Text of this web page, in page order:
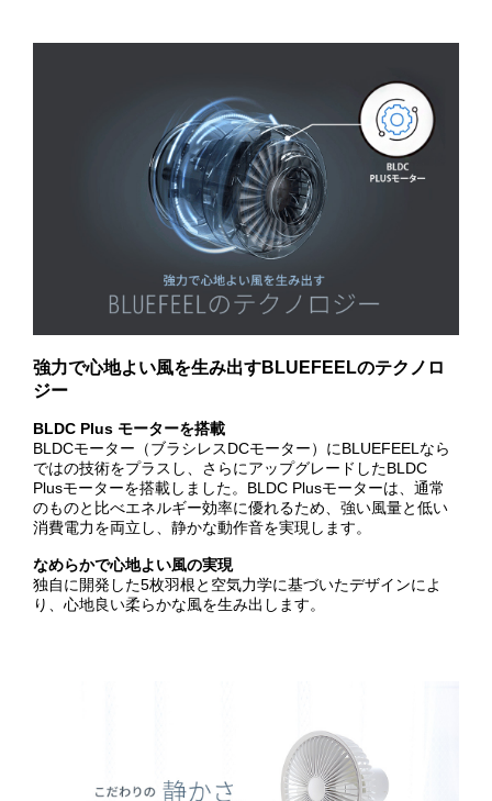
強力で心地よい風を生み出すBLUEFEELのテクノロ
ジー
BLDC Plus モーターを搭載
BLDCモーター（ブラシレスDCモーター）にBLUEFEELなら
ではの技術をプラスし、さらにアップグレードしたBLDC
Plusモーターを搭載しました。BLDC Plusモーターは、通常
のものと比べエネルギー効率に優れるため、強い風量と低い
消費電力を両立し、静かな動作音を実現します。
なめらかで心地よい風の実現
独自に開発した5枚羽根と空気力学に基づいたデザインによ
り、心地良い柔らかな風を生み出します。